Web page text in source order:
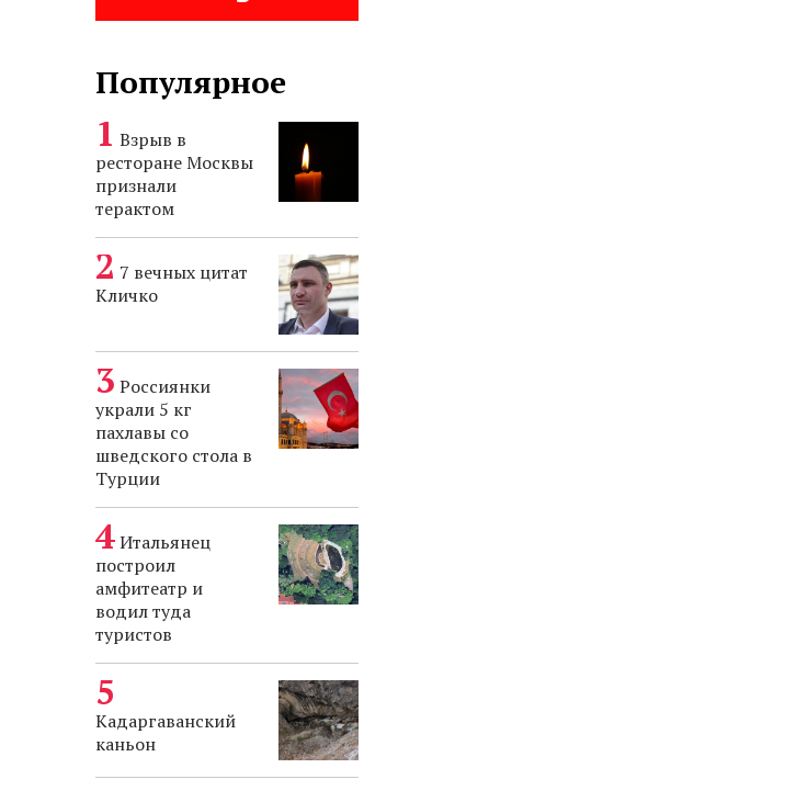
Популярное
Взрыв в
ресторане Москвы
признали
терактом
7 вечных цитат
Кличко
Россиянки
украли 5 кг
пахлавы со
шведского стола в
Турции
Итальянец
построил
амфитеатр и
водил туда
туристов
Кадаргаванский
каньон